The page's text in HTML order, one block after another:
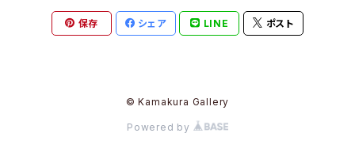
保存 シェア LINE ポスト
© Kamakura Gallery
Powered by